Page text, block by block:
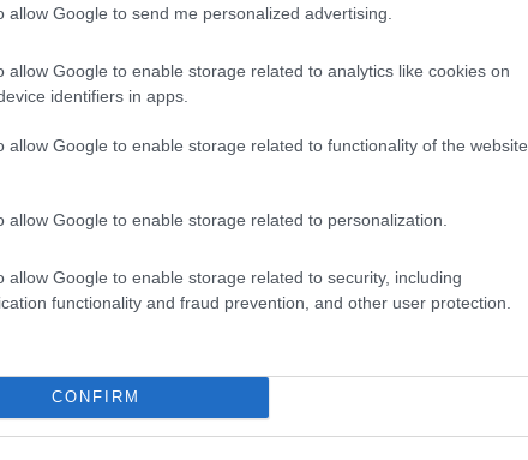
allow Google to send me personalized advertising.
allow Google to enable storage related to analytics like cookies on
identifiers in apps.
allow Google to enable storage related to functionality of the website
allow Google to enable storage related to personalization.
allow Google to enable storage related to security, including
functionality and fraud prevention, and other user protection.
CONFIRM
ΤΣΟΥΝΑΜΙ ψηφιακής οργής…
βοριάδες και σταδιακή άνοδο της